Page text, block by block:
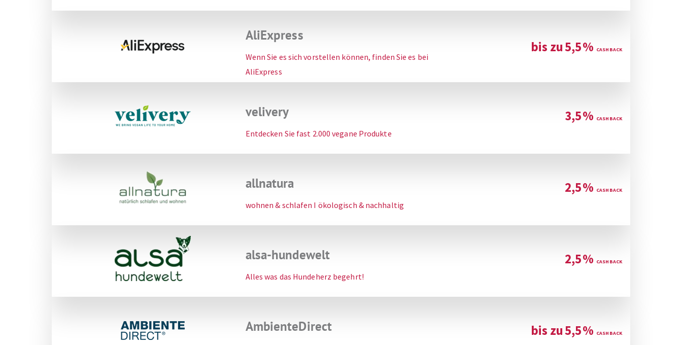
AliExpress
Wenn Sie es sich vorstellen können, finden Sie es bei
AliExpress
bis zu5,5%
velivery
Entdecken Sie fast 2.000 vegane Produkte
3,5%
allnatura
wohnen & schlafen I ökologisch & nachhaltig
2,5%
alsa-hundewelt
Alles was das Hundeherz begehrt!
2,5%
AmbienteDirect bis zu5,5%